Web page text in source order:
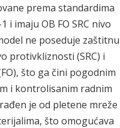
prema standardima
i imaju OB FO SRC nivo
ne poseduje zaštitnu
protivkliznosti (SRC) i
što ga čini pogodnim
i kontrolisanim radnim
je od pletene mreže
što omogućava